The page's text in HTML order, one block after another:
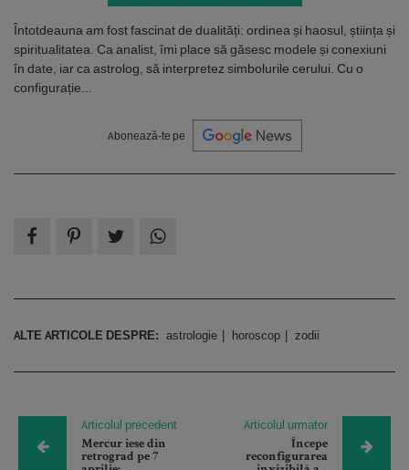
Întotdeauna am fost fascinat de dualități: ordinea și haosul, știința și
spiritualitatea. Ca analist, îmi place să găsesc modele și conexiuni
în date, iar ca astrolog, să interpretez simbolurile cerului. Cu o
configurație...
Abonează-te pe
ALTE ARTICOLE DESPRE: astrologie horoscop zodii
Articolul precedent
Mercur iese din
retrograd pe 7
Articolul urmator
Începe
reconfigurarea